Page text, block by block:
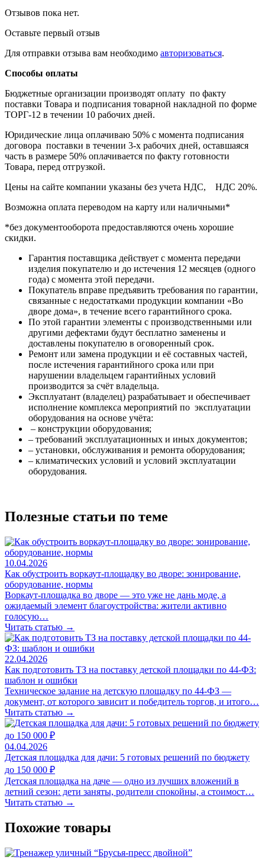
Отзывов пока нет.
Оставьте первый отзыв
Для отправки отзыва вам необходимо авторизоваться.
Способы оплаты
Бюджетные организации производят оплату по факту
поставки Товара и подписания товарной накладной по форме
ТОРГ-12 в течении 10 рабочих дней.
Юридические лица оплачиваю 50% с момента подписания
договора поставки в течении 3-х рабочих дней, оставшаяся
часть в размере 50% оплачивается по факту готовности
Товара, перед отгрузкой.
Цены на сайте компании указаны без учета НДС, НДС 20%.
Возможна оплата переводом на карту или наличными*
*без документооборота предоставляются очень хорошие
скидки.
Гарантия поставщика действует с момента передачи
изделия покупателю и до истечения 12 месяцев (одного
года) с момента этой передачи.
Покупатель вправе предъявить требования по гарантии,
связанные с недостатками продукции компании «Во
дворе дома», в течение всего гарантийного срока.
По этой гарантии элементы с производственными или
другими дефектами будут бесплатно заменены и
доставлены покупателю в оговоренный срок.
Ремонт или замена продукции и её составных частей,
после истечения гарантийного срока или при
нарушении владельцем гарантийных условий
производится за счёт владельца.
Эксплуатант (владелец) разрабатывает и обеспечивает
исполнение комплекса мероприятий по эксплуатации
оборудования на основе учёта:
– конструкции оборудования;
– требований эксплуатационных и иных документов;
– установки, обслуживания и ремонта оборудования;
– климатических условий и условий эксплуатации
оборудования.
Полезные статьи по теме
10.04.2026
Как обустроить воркаут-площадку во дворе: зонирование,
оборудование, нормы
Воркаут-площадка во дворе — это уже не дань моде, а
ожидаемый элемент благоустройства: жители активно
голосую…
Читать статью →
22.04.2026
Как подготовить ТЗ на поставку детской площадки по 44-ФЗ:
шаблон и ошибки
Техническое задание на детскую площадку по 44-ФЗ —
документ, от которого зависит и победитель торгов, и итого…
Читать статью →
04.04.2026
Детская площадка для дачи: 5 готовых решений по бюджету
до 150 000 ₽
Детская площадка на даче — одно из лучших вложений в
летний сезон: дети заняты, родители спокойны, а стоимост…
Читать статью →
Похожие товары